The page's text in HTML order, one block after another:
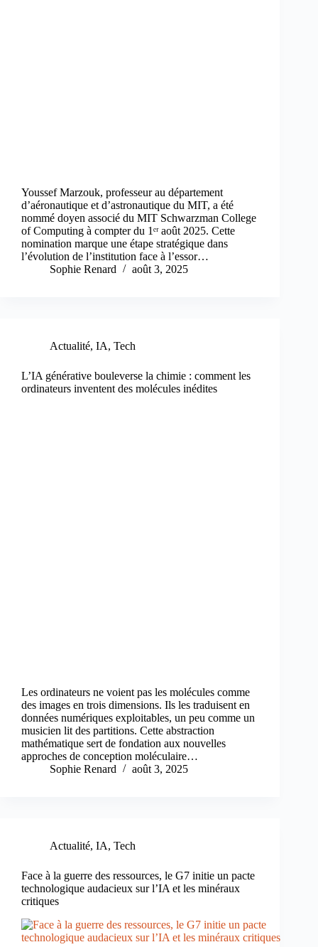
Youssef Marzouk, professeur au département
d’aéronautique et d’astronautique du MIT, a été
nommé doyen associé du MIT Schwarzman College
of Computing à compter du 1ᵉʳ août 2025. Cette
nomination marque une étape stratégique dans
l’évolution de l’institution face à l’essor…
Sophie Renard
août 3, 2025
Actualité, IA, Tech
L’IA générative bouleverse la chimie : comment les
ordinateurs inventent des molécules inédites
Les ordinateurs ne voient pas les molécules comme
des images en trois dimensions. Ils les traduisent en
données numériques exploitables, un peu comme un
musicien lit des partitions. Cette abstraction
mathématique sert de fondation aux nouvelles
approches de conception moléculaire…
Sophie Renard
août 3, 2025
Actualité, IA, Tech
Face à la guerre des ressources, le G7 initie un pacte
technologique audacieux sur l’IA et les minéraux
critiques